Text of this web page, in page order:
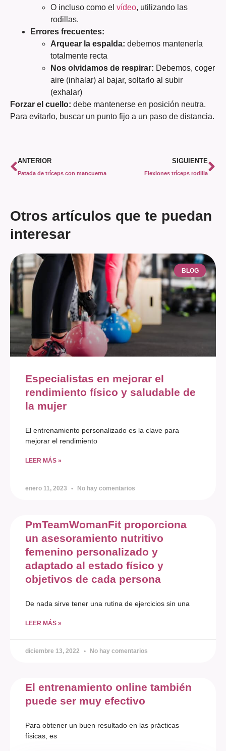
O incluso como el vídeo, utilizando las
rodillas.
Errores frecuentes:
Arquear la espalda: debemos mantenerla
totalmente recta
Nos olvidamos de respirar: Debemos, coger
aire (inhalar) al bajar, soltarlo al subir
(exhalar)
Forzar el cuello: debe mantenerse en posición neutra.
Para evitarlo, buscar un punto fijo a un paso de distancia.
ANTERIOR
Patada de tríceps con mancuerna
SIGUIENTE
Flexiones tríceps rodilla
Otros artículos que te puedan
interesar
BLOG
Especialistas en mejorar el
rendimiento físico y saludable de
la mujer
El entrenamiento personalizado es la clave para
mejorar el rendimiento
LEER MÁS »
enero 11, 2023 No hay comentarios
PmTeamWomanFit proporciona
un asesoramiento nutritivo
femenino personalizado y
adaptado al estado físico y
objetivos de cada persona
De nada sirve tener una rutina de ejercicios sin una
LEER MÁS »
diciembre 13, 2022 No hay comentarios
El entrenamiento online también
puede ser muy efectivo
Para obtener un buen resultado en las prácticas
físicas, es